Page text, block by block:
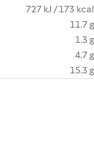
727 kJ / 173 kcal
11.7 g
1.3 g
4.7 g
15.3 g